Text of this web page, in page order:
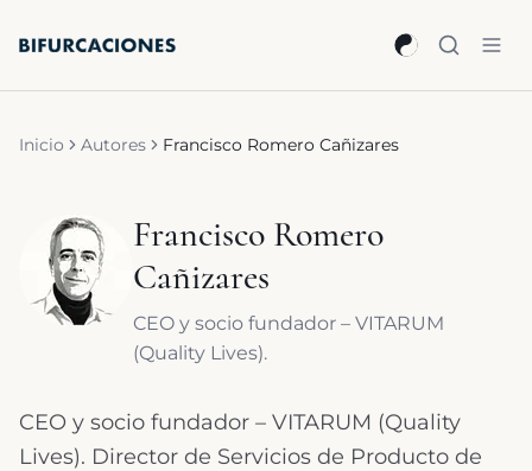
Inicio Autores Francisco Romero Cañizares
Francisco Romero
Cañizares
CEO y socio fundador – VITARUM
(Quality Lives).
CEO y socio fundador – VITARUM (Quality
Lives). Director de Servicios de Producto de